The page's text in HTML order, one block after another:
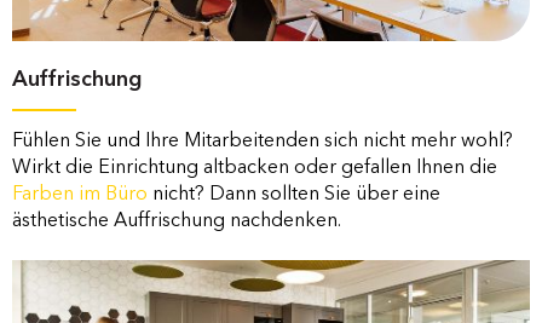
Auffrischung
Fühlen Sie und Ihre Mitarbeitenden sich nicht mehr wohl?
Wirkt die Einrichtung altbacken oder gefallen Ihnen die
Farben im Büro nicht? Dann sollten Sie über eine
ästhetische Auffrischung nachdenken.